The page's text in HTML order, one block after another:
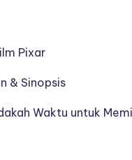
Pixar
& Sinopsis
Waktu untuk